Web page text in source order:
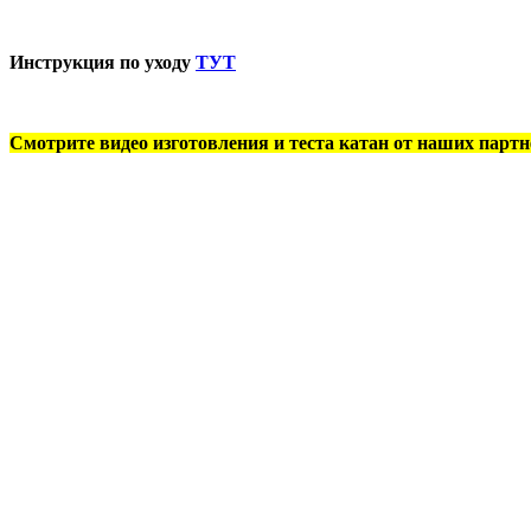
Инструкция по уходу ТУТ
Смотрите видео изготовления и теста катан от наших